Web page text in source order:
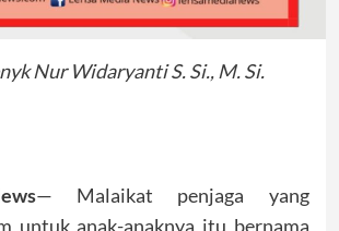
Nur Widaryanti S. Si., M. Si.
— Malaikat penjaga yang
untuk anak-anaknya itu bernama